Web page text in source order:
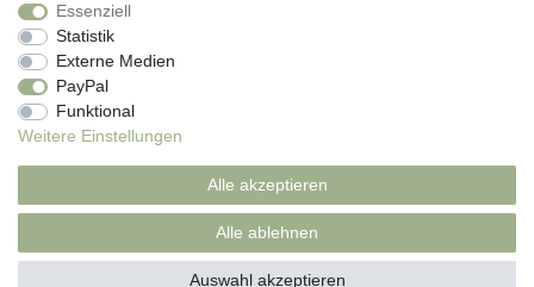
News
Beliebte Produkte (Top 20)
Essenziell
Statistik
Externe Medien
PayPal
Funktional
Weitere Einstellungen
Alle akzeptieren
Alle ablehnen
Auswahl akzeptieren
Impressum
Widerrufs­recht Kontakt